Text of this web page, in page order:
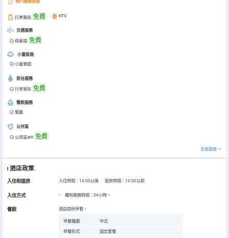
行李寄存 免費 KTV
交通服務
停車場 免費
小童設施
小童樂園
前台服務
行李寄存 免費
餐飲服務
餐廳
公共區
公用區wifi 免費
全部設施
酒店政策
入住和退房 入住時間：14:00以後 退房時間：12:00以前
入住方式 櫃枱服務時間：24小時。
餐飲 酒店提供早餐。
早餐種類
中式
早餐形式
固定套餐